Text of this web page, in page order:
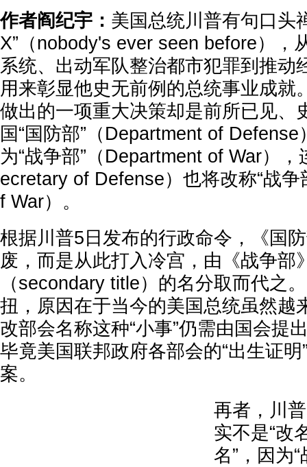
作者阎纪宇： 美国总统川普有句口头
X”（nobody's ever seen before），
系统、出动军队整治都市犯罪到推动
用来彰显他史无前例的总统事业成就
做出的一项重大决策却是前所已见、
国“国防部”（Department of
为“战争部”（Department of War），
ecretary of Defense）也将改称“战争
f War）。
根据川普5日发布的行政命令，《国
废，而是从此打入冷宫，由《战争部
（secondary title）的名分取而代之
扭，原因在于当今的美国总统虽然越
改部会名称这种“小事”仍需由国会提
毕竟美国联邦政府各部会的“出生证
案。
再者，川
实不是“改
名”，因为